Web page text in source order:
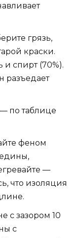
грязь,
краски.
и спирт (70%).
разъедает
— по таблице
феном
—
что изоляция
с зазором 10
с